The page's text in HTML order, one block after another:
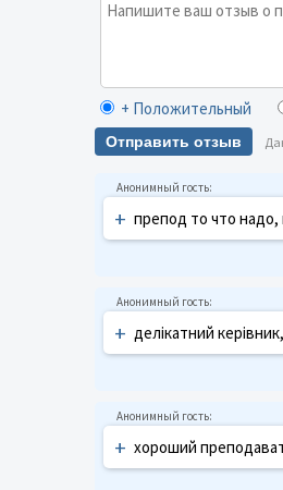
+ Положительный
Отправить отзыв
+ препод то что надо,
+ делікатний
+ хороший